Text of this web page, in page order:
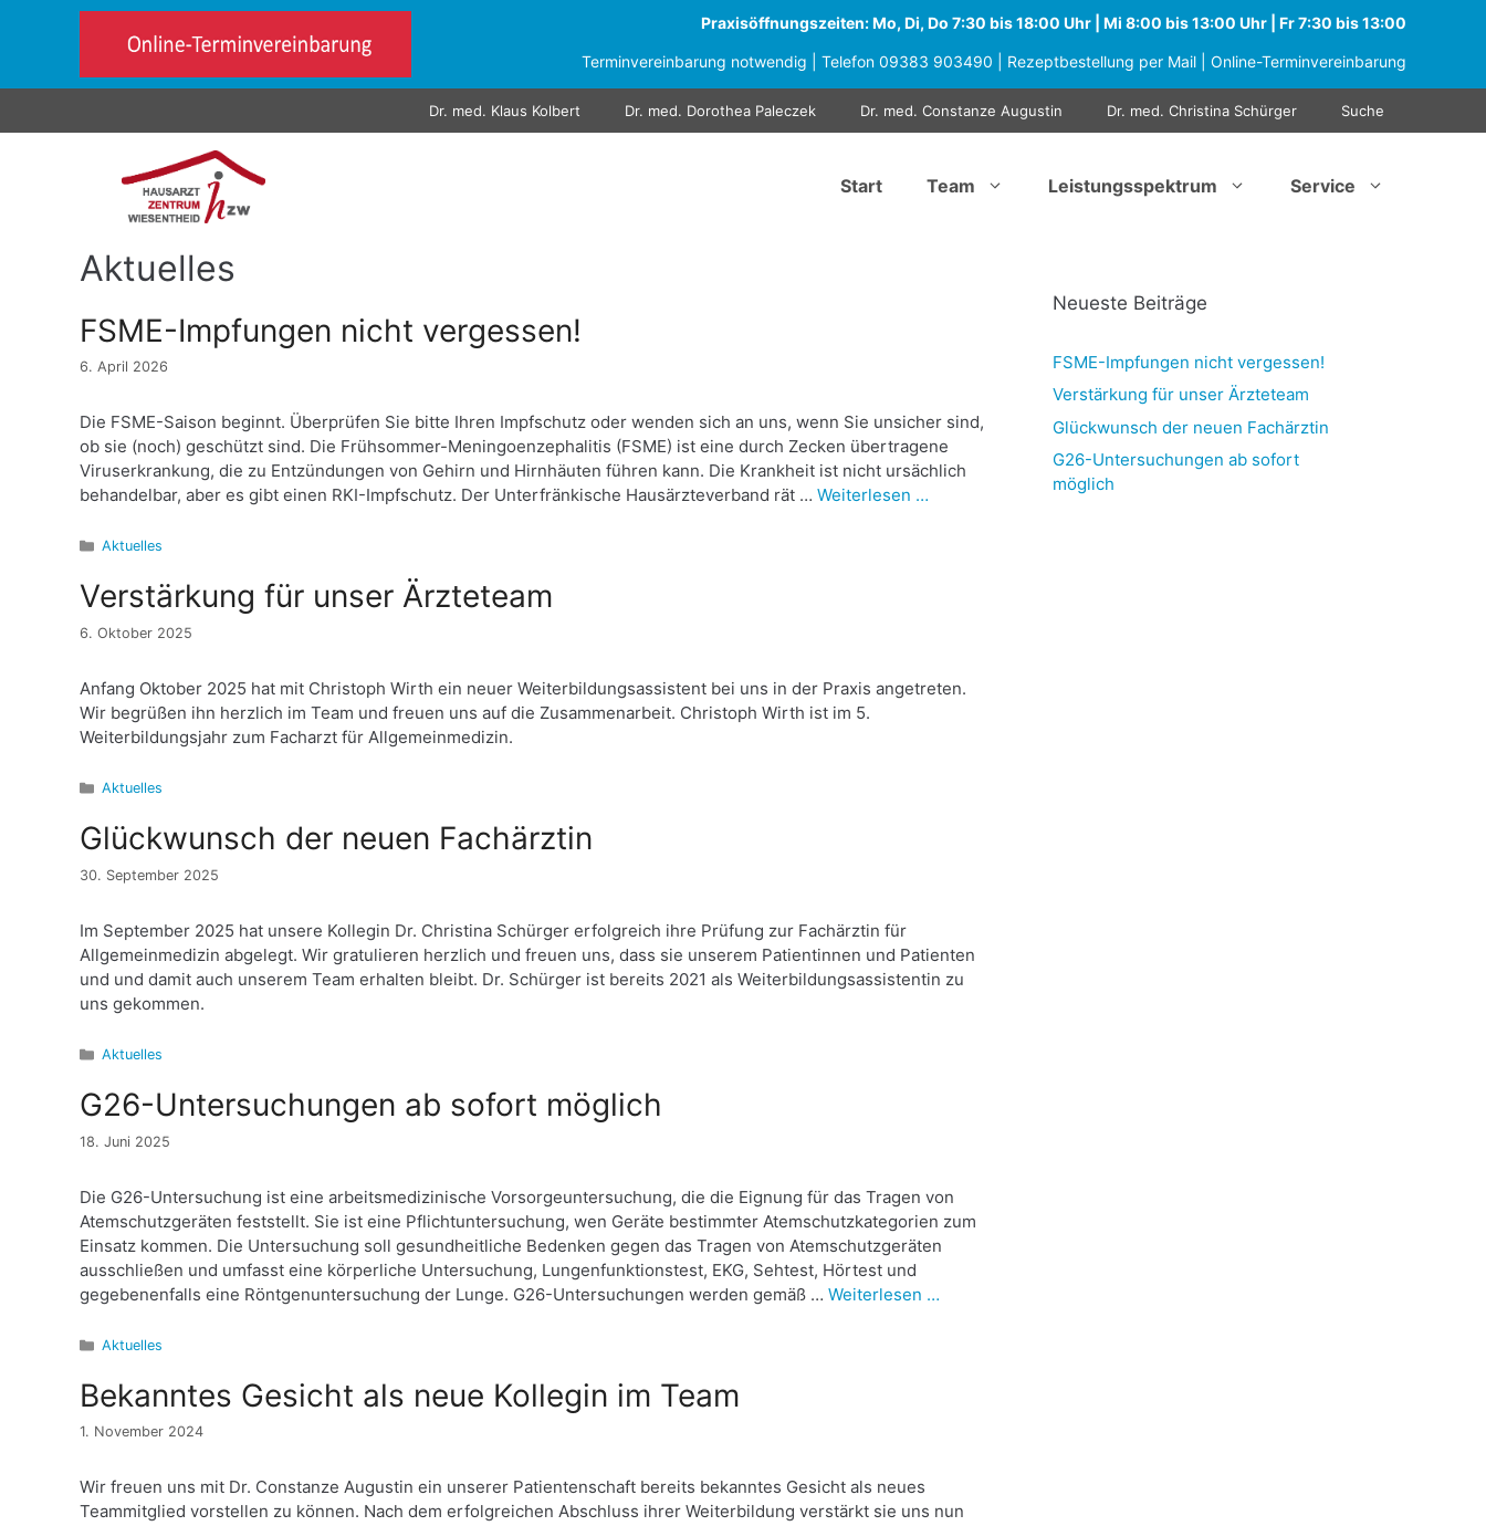
Praxisöffnungszeiten: Mo, Di, Do 7:30 bis 18:00 Uhr | Mi 8:00 bis 13:00 Uhr | Fr 7:30 bis 13:00
Terminvereinbarung notwendig | Telefon 09383 903490 Rezeptbestellung per Mail Online-Terminvereinbarung
Dr. med. Klaus Kolbert Dr. med. Dorothea Paleczek Dr. med. Constanze Augustin Dr. med. Christina Schürger Suche
Start Team Leistungsspektrum Service
Aktuelles
FSME-Impfungen nicht vergessen!
6. April 2026
Die FSME-Saison beginnt. Überprüfen Sie bitte Ihren Impfschutz oder wenden sich an uns, wenn Sie unsicher sind,
ob sie (noch) geschützt sind. Die Frühsommer-Meningoenzephalitis (FSME) ist eine durch Zecken übertragene
Viruserkrankung, die zu Entzündungen von Gehirn und Hirnhäuten führen kann. Die Krankheit ist nicht ursächlich
behandelbar, aber es gibt einen RKI-Impfschutz. Der Unterfränkische Hausärzteverband rät … Weiterlesen …
Kategorien
Aktuelles
Verstärkung für unser Ärzteteam
6. Oktober 2025
Anfang Oktober 2025 hat mit Christoph Wirth ein neuer Weiterbildungsassistent bei uns in der Praxis angetreten.
Wir begrüßen ihn herzlich im Team und freuen uns auf die Zusammenarbeit. Christoph Wirth ist im 5.
Weiterbildungsjahr zum Facharzt für Allgemeinmedizin.
Kategorien
Aktuelles
Glückwunsch der neuen Fachärztin
30. September 2025
Im September 2025 hat unsere Kollegin Dr. Christina Schürger erfolgreich ihre Prüfung zur Fachärztin für
Allgemeinmedizin abgelegt. Wir gratulieren herzlich und freuen uns, dass sie unserem Patientinnen und Patienten
und und damit auch unserem Team erhalten bleibt. Dr. Schürger ist bereits 2021 als Weiterbildungsassistentin zu
uns gekommen.
Kategorien
Aktuelles
G26-Untersuchungen ab sofort möglich
18. Juni 2025
Die G26-Untersuchung ist eine arbeitsmedizinische Vorsorgeuntersuchung, die die Eignung für das Tragen von
Atemschutzgeräten feststellt. Sie ist eine Pflichtuntersuchung, wen Geräte bestimmter Atemschutzkategorien zum
Einsatz kommen. Die Untersuchung soll gesundheitliche Bedenken gegen das Tragen von Atemschutzgeräten
ausschließen und umfasst eine körperliche Untersuchung, Lungenfunktionstest, EKG, Sehtest, Hörtest und
gegebenenfalls eine Röntgenuntersuchung der Lunge. G26-Untersuchungen werden gemäß … Weiterlesen …
Kategorien
Aktuelles
Bekanntes Gesicht als neue Kollegin im Team
1. November 2024
Wir freuen uns mit Dr. Constanze Augustin ein unserer Patientenschaft bereits bekanntes Gesicht als neues
Teammitglied vorstellen zu können. Nach dem erfolgreichen Abschluss ihrer Weiterbildung verstärkt sie uns nun
Neueste Beiträge
FSME-Impfungen nicht vergessen!
Verstärkung für unser Ärzteteam
Glückwunsch der neuen Fachärztin
G26-Untersuchungen ab sofort
möglich